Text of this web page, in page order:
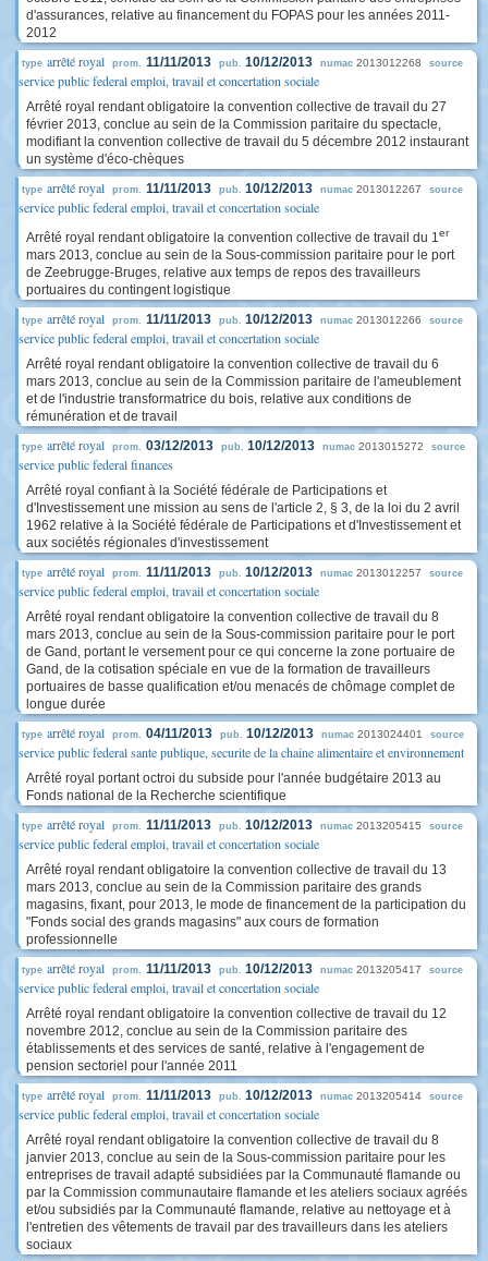
d'assurances, relative au financement du FOPAS pour les années 2011-
2012
type arrêté royal prom. 11/11/2013 pub. 10/12/2013 numac 2013012268 source
service public federal emploi, travail et concertation sociale
Arrêté royal rendant obligatoire la convention collective de travail du 27
février 2013, conclue au sein de la Commission paritaire du spectacle,
modifiant la convention collective de travail du 5 décembre 2012 instaurant
un système d'éco-chèques
type arrêté royal prom. 11/11/2013 pub. 10/12/2013 numac 2013012267 source
service public federal emploi, travail et concertation sociale
Arrêté royal rendant obligatoire la convention collective de travail du 1er
mars 2013, conclue au sein de la Sous-commission paritaire pour le port
de Zeebrugge-Bruges, relative aux temps de repos des travailleurs
portuaires du contingent logistique
type arrêté royal prom. 11/11/2013 pub. 10/12/2013 numac 2013012266 source
service public federal emploi, travail et concertation sociale
Arrêté royal rendant obligatoire la convention collective de travail du 6
mars 2013, conclue au sein de la Commission paritaire de l'ameublement
et de l'industrie transformatrice du bois, relative aux conditions de
rémunération et de travail
type arrêté royal prom. 03/12/2013 pub. 10/12/2013 numac 2013015272 source
service public federal finances
Arrêté royal confiant à la Société fédérale de Participations et
d'Investissement une mission au sens de l'article 2, § 3, de la loi du 2 avril
1962 relative à la Société fédérale de Participations et d'Investissement et
aux sociétés régionales d'investissement
type arrêté royal prom. 11/11/2013 pub. 10/12/2013 numac 2013012257 source
service public federal emploi, travail et concertation sociale
Arrêté royal rendant obligatoire la convention collective de travail du 8
mars 2013, conclue au sein de la Sous-commission paritaire pour le port
de Gand, portant le versement pour ce qui concerne la zone portuaire de
Gand, de la cotisation spéciale en vue de la formation de travailleurs
portuaires de basse qualification et/ou menacés de chômage complet de
longue durée
type arrêté royal prom. 04/11/2013 pub. 10/12/2013 numac 2013024401 source
service public federal sante publique, securite de la chaine alimentaire et environnement
Arrêté royal portant octroi du subside pour l'année budgétaire 2013 au
Fonds national de la Recherche scientifique
type arrêté royal prom. 11/11/2013 pub. 10/12/2013 numac 2013205415 source
service public federal emploi, travail et concertation sociale
Arrêté royal rendant obligatoire la convention collective de travail du 13
mars 2013, conclue au sein de la Commission paritaire des grands
magasins, fixant, pour 2013, le mode de financement de la participation du
"Fonds social des grands magasins" aux cours de formation
professionnelle
type arrêté royal prom. 11/11/2013 pub. 10/12/2013 numac 2013205417 source
service public federal emploi, travail et concertation sociale
Arrêté royal rendant obligatoire la convention collective de travail du 12
novembre 2012, conclue au sein de la Commission paritaire des
établissements et des services de santé, relative à l'engagement de
pension sectoriel pour l'année 2011
type arrêté royal prom. 11/11/2013 pub. 10/12/2013 numac 2013205414 source
service public federal emploi, travail et concertation sociale
Arrêté royal rendant obligatoire la convention collective de travail du 8
janvier 2013, conclue au sein de la Sous-commission paritaire pour les
entreprises de travail adapté subsidiées par la Communauté flamande ou
par la Commission communautaire flamande et les ateliers sociaux agréés
et/ou subsidiés par la Communauté flamande, relative au nettoyage et à
l'entretien des vêtements de travail par des travailleurs dans les ateliers
sociaux